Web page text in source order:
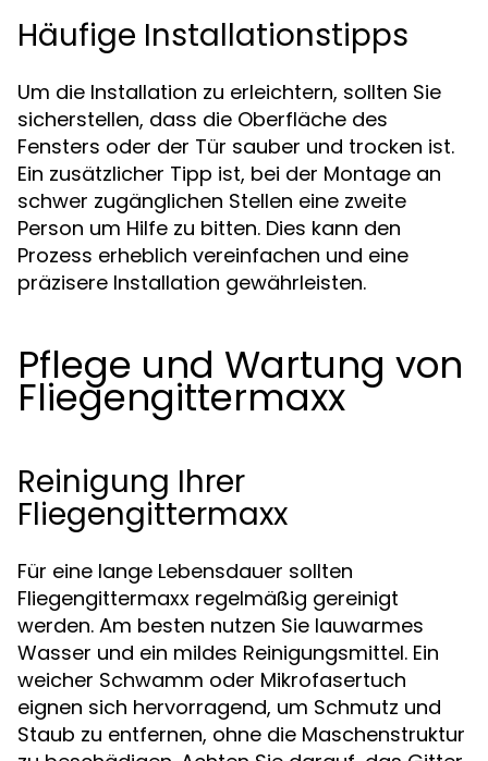
Häufige Installationstipps
Um die Installation zu erleichtern, sollten Sie
sicherstellen, dass die Oberfläche des
Fensters oder der Tür sauber und trocken ist.
Ein zusätzlicher Tipp ist, bei der Montage an
schwer zugänglichen Stellen eine zweite
Person um Hilfe zu bitten. Dies kann den
Prozess erheblich vereinfachen und eine
präzisere Installation gewährleisten.
Pflege und Wartung von
Fliegengittermaxx
Reinigung Ihrer
Fliegengittermaxx
Für eine lange Lebensdauer sollten
Fliegengittermaxx regelmäßig gereinigt
werden. Am besten nutzen Sie lauwarmes
Wasser und ein mildes Reinigungsmittel. Ein
weicher Schwamm oder Mikrofasertuch
eignen sich hervorragend, um Schmutz und
Staub zu entfernen, ohne die Maschenstruktur